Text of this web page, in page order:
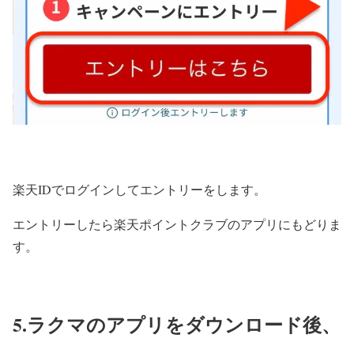
楽天IDでログインしてエントリーをします。
エントリーしたら楽天ポイントクラブのアプリにもどりま
す。
5.ラクマのアプリをダウンロード後、